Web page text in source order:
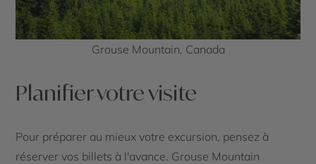
Grouse Mountain, Canada
Planifier votre visite
Pour préparer au mieux votre excursion, pensez à
réserver vos billets à l'avance. Grouse Mountain